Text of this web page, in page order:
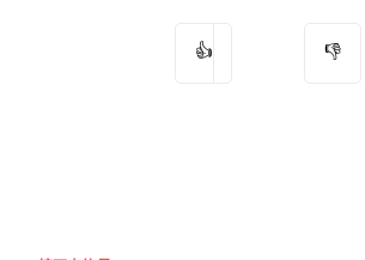
👍 👎